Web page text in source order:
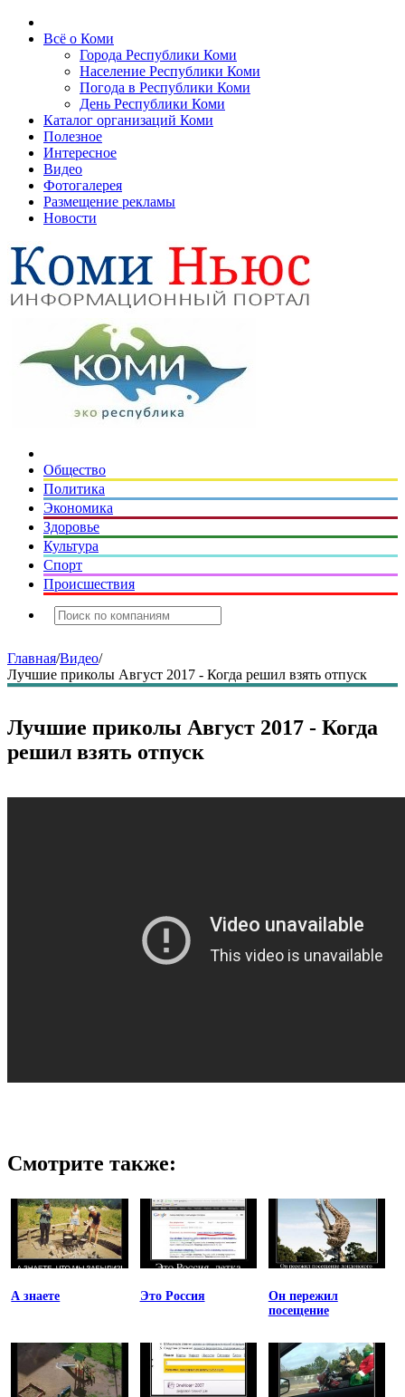
Всё о Коми
Города Республики Коми
Население Республики Коми
Погода в Республики Коми
День Республики Коми
Каталог организаций Коми
Полезное
Интересное
Видео
Фотогалерея
Размещение рекламы
Новости
Общество
Политика
Экономика
Здоровье
Культура
Спорт
Происшествия
Главная/Видео/
Лучшие приколы Август 2017 - Когда решил взять отпуск
Лучшие приколы Август 2017 - Когда
решил взять отпуск
Смотрите также:
А знаете Это Россия
Он пережил
посещение